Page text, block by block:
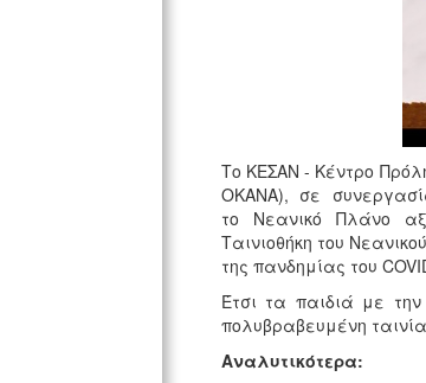
Το ΚΕΣΑΝ - Κέντρο
ΟΚΑΝΑ), σε
το Νεανικό Πλάνο
Ταινιοθήκη του
της πανδημίας του
Έτσι τα παιδιά με
πολυβραβευμένη
Αναλυτικότερα: